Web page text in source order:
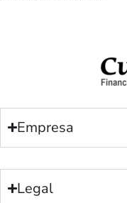
Empresa
Legal